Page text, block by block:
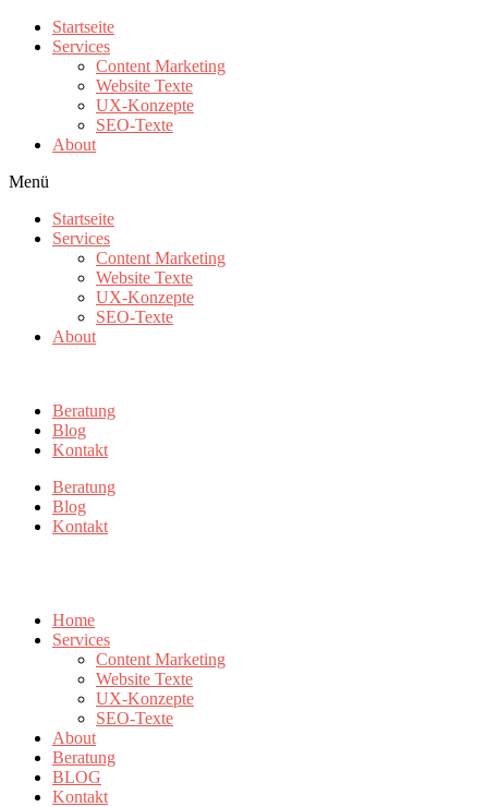
Zum
Inhalt
Startseite
Services
Content Marketing
Website Texte
UX-Konzepte
SEO-Texte
About
Menü
Startseite
Services
Content Marketing
Website Texte
UX-Konzepte
SEO-Texte
About
Beratung
Blog
Kontakt
Beratung
Blog
Kontakt
Home
Services
Content Marketing
Website Texte
UX-Konzepte
SEO-Texte
About
Beratung
BLOG
Kontakt